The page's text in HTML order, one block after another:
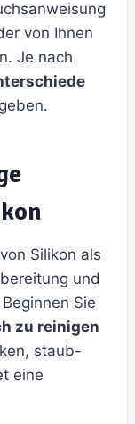
von Ihnen
Je nach
Silikon als
und
Sie
zu reinigen
staub-
eine